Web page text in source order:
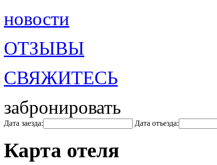
новости
ОТЗЫВЫ
СВЯЖИТЕСЬ
забронировать
Дата заезда: Дата отъезда:
Карта отеля